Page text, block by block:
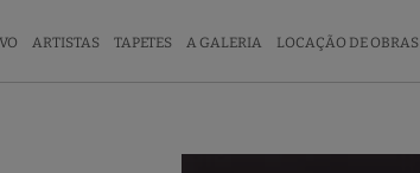
ARTISTAS TAPETES A GALERIA LOCAÇÃO DE OBRAS